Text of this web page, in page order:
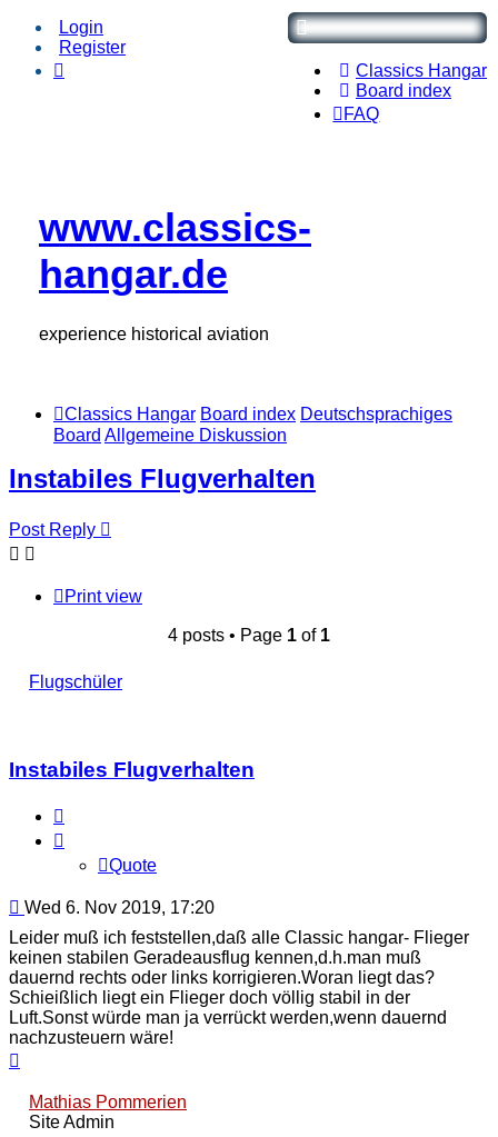
Classics Hangar
Board index
FAQ
Login
Register
www.classics-
hangar.de
experience historical aviation
Classics Hangar Board index Deutschsprachiges
Board Allgemeine Diskussion
Instabiles Flugverhalten
Post Reply
Print view
4 posts • Page 1 of 1
Flugschüler
Instabiles Flugverhalten
Quote
Post
Wed 6. Nov 2019, 17:20
Leider muß ich feststellen,daß alle Classic hangar- Flieger
keinen stabilen Geradeausflug kennen,d.h.man muß
dauernd rechts oder links korrigieren.Woran liegt das?
Schieißlich liegt ein Flieger doch völlig stabil in der
Luft.Sonst würde man ja verrückt werden,wenn dauernd
nachzusteuern wäre!
Mathias Pommerien
Site Admin